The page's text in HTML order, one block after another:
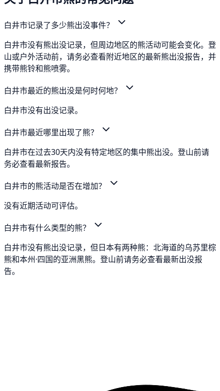
白井市记录了多少熊出没事件？
白井市没有熊出没记录，但周边地区的熊活动可能会变化。登
山或户外活动前，请务必查看附近地区的最新熊出没报告，并
携带熊铃和熊喷雾。
白井市最近的熊出没是何时何地？
白井市没有出没记录。
白井市最近哪里出现了熊？
白井市在过去30天内没有特定地区的集中熊出没。登山前请
务必查看最新报告。
白井市的熊活动是否在增加？
没有近期活动可评估。
白井市有什么类型的熊？
白井市没有熊出没记录，但日本有两种熊：北海道的乌苏里棕
熊和本州·四国的亚洲黑熊。登山前请务必查看最新出没报
告。